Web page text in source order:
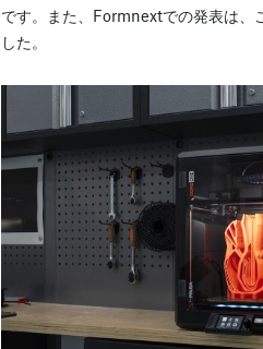
です。また、Formnextでの発表は、
した。